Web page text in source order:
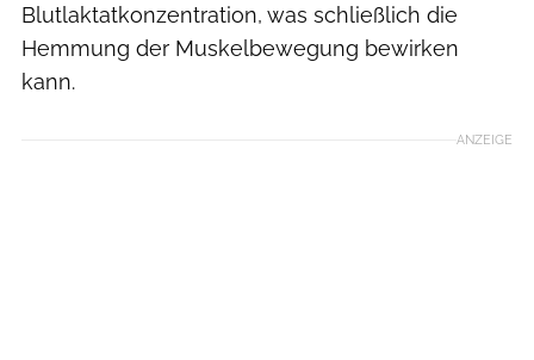
Blutlaktatkonzentration, was schließlich die
Hemmung der Muskelbewegung bewirken
kann.
ANZEIGE